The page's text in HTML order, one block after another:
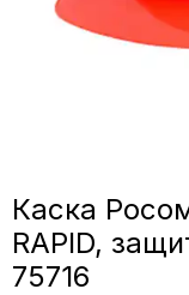
Каска
RAPID,
75716